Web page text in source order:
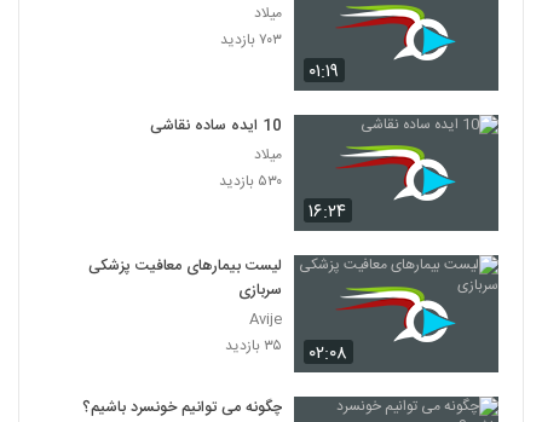
۰۱:۱۹
میلاد
۷۰۳ بازدید
۱۶:۲۴
10 ایده ساده نقاشی
میلاد
۵۳۰ بازدید
۰۲:۰۸
لیست بیمارهای معافیت پزشکی
سربازی
Avije
۳۵ بازدید
چگونه می توانیم خونسرد باشیم؟